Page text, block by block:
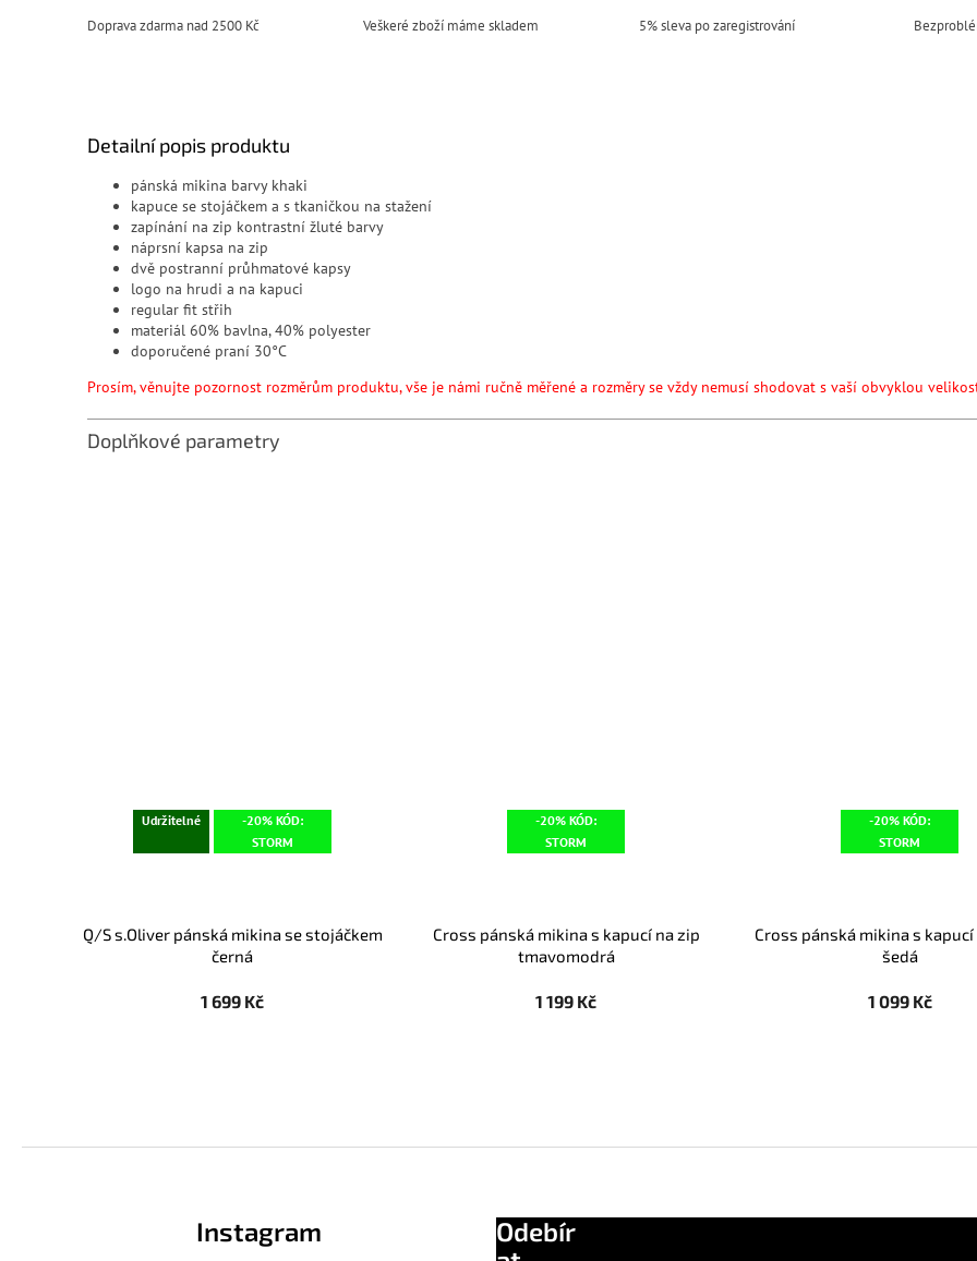
Doprava zdarma nad 2500 Kč Veškeré zboží máme skladem 5% sleva po zaregistrování
Detailní popis produktu
pánská mikina barvy khaki
kapuce se stojáčkem a s tkaničkou na stažení
zapínání na zip kontrastní žluté barvy
náprsní kapsa na zip
dvě postranní průhmatové kapsy
logo na hrudi a na kapuci
regular fit střih
materiál 60% bavlna, 40% polyester
doporučené
Prosím, věnujte pozornost rozměrům produktu, vše je námi ručně měřené a rozměry se vždy nemusí shodovat s vaší obvyklou
Doplňkové parametry
Udržitelné
-20% KÓD:
STORM
Q/S s.Oliver pánská mikina se stojáčkem
černá
1 699 Kč
-20% KÓD:
STORM
Cross pánská mikina s kapucí na zip
tmavomodrá
1 199 Kč
-20% KÓD:
STORM
Cross pánská mikina s
šedá
1 099 Kč
Instagram
Odebír